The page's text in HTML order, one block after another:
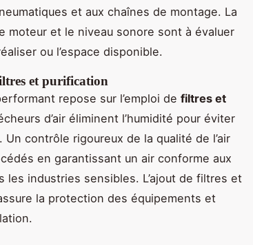
et aux chaînes de montage. La
moteur et le niveau sonore sont à évaluer
ou l’espace disponible.
et purification
repose sur l’emploi de filtres et
d’air éliminent l’humidité pour éviter
contrôle rigoureux de la qualité de l’air
en garantissant un air conforme aux
les industries sensibles. L’ajout de filtres et
la protection des équipements et